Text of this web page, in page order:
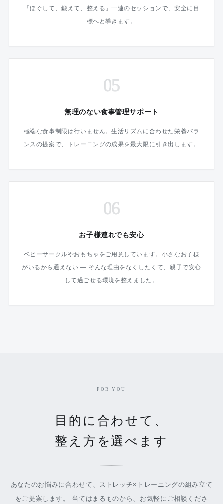
「ほぐして、鍛えて、整える」一連のセッションで、安全に目
標へと導きます。
05
無理のない食事管理サポート
極端な食事制限は行いません。生活リズムに合わせた栄養バラ
ンスの提案で、トレーニングの成果を最大限に引き出します。
06
お子様連れでも安心
ベビーサークルやおもちゃをご用意しています。小さなお子様
がいるから通えない — そんな理由をなくしたくて、親子で安心
して過ごせる環境を整えました。
FOR YOU
目的に合わせて、
整え方を選べます
あなたのお悩みに合わせて、ストレッチ×トレーニングの組み立て
をご提案します。 当てはまるものから、お気軽にご相談くださ